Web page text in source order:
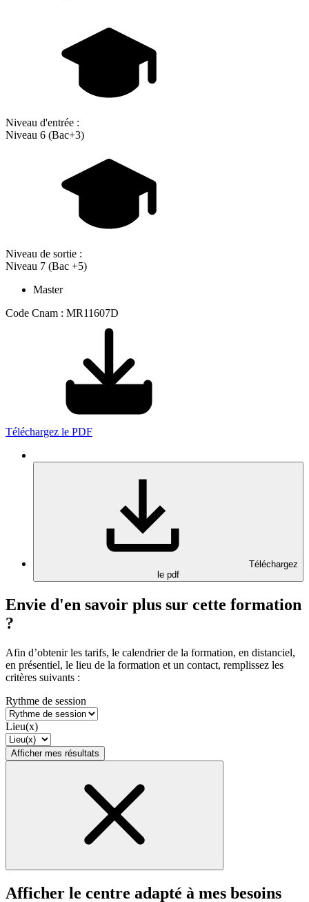
Niveau d'entrée :
Niveau 6 (Bac+3)
Niveau de sortie :
Niveau 7 (Bac +5)
Master
Code Cnam : MR11607D
Téléchargez le PDF
Téléchargez
le pdf
Envie d'en savoir plus sur cette formation
?
Afin d’obtenir les tarifs, le calendrier de la formation, en distanciel,
en présentiel, le lieu de la formation et un contact, remplissez les
critères suivants :
Rythme de session
Lieu(x)
Afficher mes résultats
Afficher le centre adapté à mes besoins